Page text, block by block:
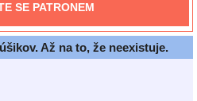
SE PATRONEM
Až na to, že neexistuje.